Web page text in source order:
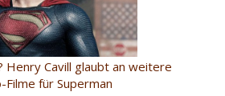
Henry Cavill glaubt an weitere
Filme für Superman